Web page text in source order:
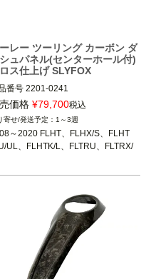
レー ツーリング カーボン ダ
ュパネル(センターホール付)
ス仕上げ SLYFOX
番号 2201-0241
番：SLY-009
価格 ¥79,700税込
1～3週
～2020 FLHT、FLHX/S、FLHT
UL、FLHTK/L、FLTRU、FLTRX/